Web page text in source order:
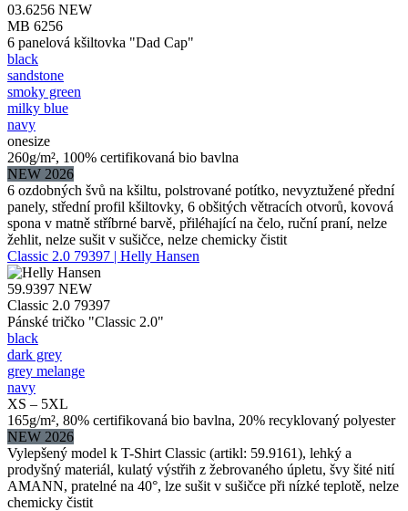
03.6256 NEW
MB 6256
6 panelová kšiltovka "Dad Cap"
black
sandstone
smoky green
milky blue
navy
onesize
260g/m², 100% certifikovaná bio bavlna
NEW 2026
6 ozdobných švů na kšiltu, polstrované potítko, nevyztužené přední
panely, střední profil kšiltovky, 6 obšitých větracích otvorů, kovová
spona v matně stříbrné barvě, přiléhající na čelo, ruční praní, nelze
žehlit, nelze sušit v sušičce, nelze chemicky čistit
Classic 2.0 79397 | Helly Hansen
59.9397 NEW
Classic 2.0 79397
Pánské tričko "Classic 2.0"
black
dark grey
grey melange
navy
XS – 5XL
165g/m², 80% certifikovaná bio bavlna, 20% recyklovaný polyester
NEW 2026
Vylepšený model k T-Shirt Classic (artikl: 59.9161), lehký a
prodyšný materiál, kulatý výstřih z žebrovaného úpletu, švy šité nití
AMANN, pratelné na 40°, lze sušit v sušičce při nízké teplotě, nelze
chemicky čistit